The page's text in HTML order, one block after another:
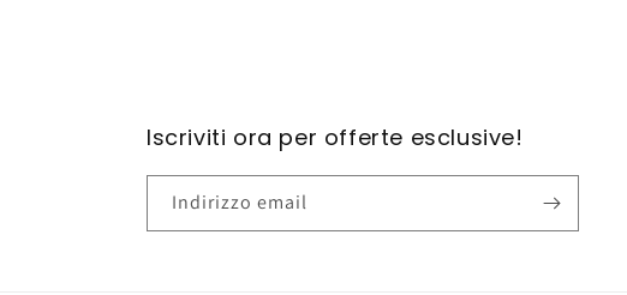
Iscriviti ora per offerte esclusive!
Indirizzo email